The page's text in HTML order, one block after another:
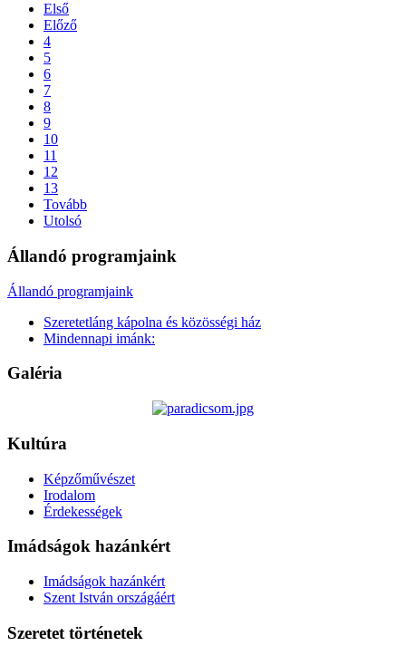
Első
Előző
4
5
6
7
8
9
10
11
12
13
Tovább
Utolsó
Állandó programjaink
Állandó programjaink
Szeretetláng kápolna és közösségi ház
Mindennapi imánk:
Galéria
Kultúra
Képzőművészet
Irodalom
Érdekességek
Imádságok hazánkért
Imádságok hazánkért
Szent István országáért
Szeretet történetek